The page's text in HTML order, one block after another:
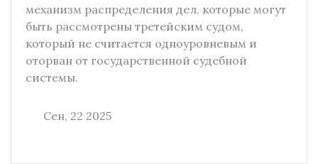
механизм распределения дел, которые могут
быть рассмотрены третейским судом,
который не считается одноуровневым и
оторван от государственной судебной
системы.
Сен, 22 2025